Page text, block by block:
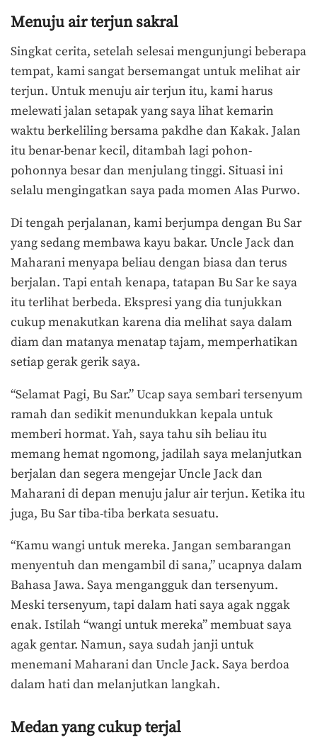
Menuju air terjun sakral
Singkat cerita, setelah selesai mengunjungi beberapa
tempat, kami sangat bersemangat untuk melihat air
terjun. Untuk menuju air terjun itu, kami harus
melewati jalan setapak yang saya lihat kemarin
waktu berkeliling bersama pakdhe dan Kakak. Jalan
itu benar-benar kecil, ditambah lagi pohon-
pohonnya besar dan menjulang tinggi. Situasi ini
selalu mengingatkan saya pada momen Alas Purwo.
Di tengah perjalanan, kami berjumpa dengan Bu Sar
yang sedang membawa kayu bakar. Uncle Jack dan
Maharani menyapa beliau dengan biasa dan terus
berjalan. Tapi entah kenapa, tatapan Bu Sar ke saya
itu terlihat berbeda. Ekspresi yang dia tunjukkan
cukup menakutkan karena dia melihat saya dalam
diam dan matanya menatap tajam, memperhatikan
setiap gerak gerik saya.
“Selamat Pagi, Bu Sar.” Ucap saya sembari tersenyum
ramah dan sedikit menundukkan kepala untuk
memberi hormat. Yah, saya tahu sih beliau itu
memang hemat ngomong, jadilah saya melanjutkan
berjalan dan segera mengejar Uncle Jack dan
Maharani di depan menuju jalur air terjun. Ketika itu
juga, Bu Sar tiba-tiba berkata sesuatu.
“Kamu wangi untuk mereka. Jangan sembarangan
menyentuh dan mengambil di sana,” ucapnya dalam
Bahasa Jawa. Saya mengangguk dan tersenyum.
Meski tersenyum, tapi dalam hati saya agak nggak
enak. Istilah “wangi untuk mereka” membuat saya
agak gentar. Namun, saya sudah janji untuk
menemani Maharani dan Uncle Jack. Saya berdoa
dalam hati dan melanjutkan langkah.
Medan yang cukup terjal